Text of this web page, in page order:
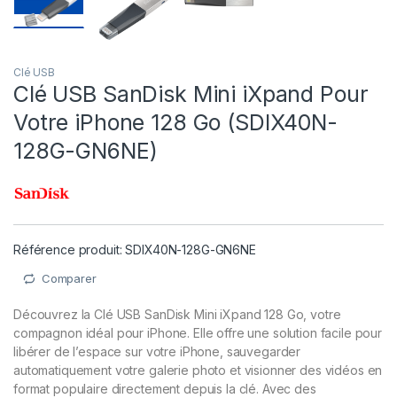
Clé USB
Clé USB SanDisk Mini iXpand Pour
Votre iPhone 128 Go (SDIX40N-
128G-GN6NE)
Référence produit: SDIX40N-128G-GN6NE
Comparer
Découvrez la Clé USB SanDisk Mini iXpand 128 Go, votre
compagnon idéal pour iPhone. Elle offre une solution facile pour
libérer de l’espace sur votre iPhone, sauvegarder
automatiquement votre galerie photo et visionner des vidéos en
format populaire directement depuis la clé. Avec des